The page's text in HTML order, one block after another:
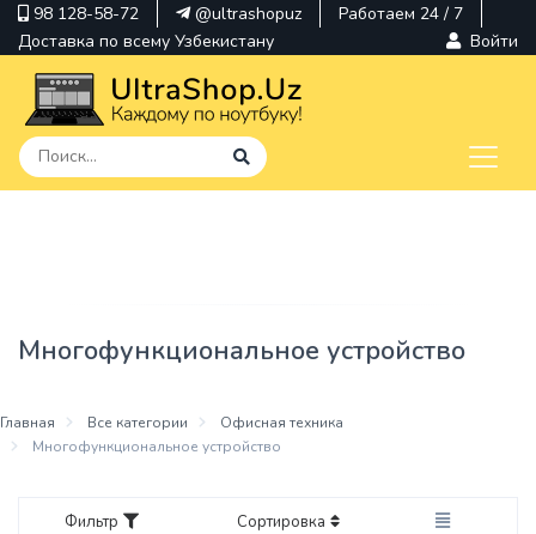
98 128-58-72 @ultrashopuz
Работаем 24 / 7
Доставка по всему Узбекистану
Войти
Hp
Многофункциональное устройство
Главная Все категории
Офисная техника
Многофункциональное устройство
Фильтр Сортировка